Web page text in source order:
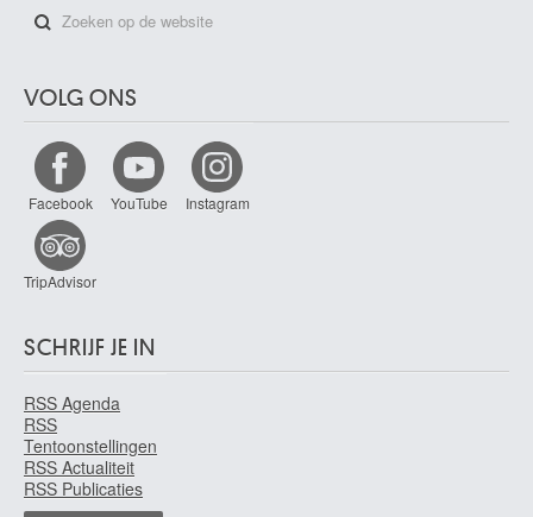
VOLG ONS
Facebook YouTube Instagram
TripAdvisor
SCHRIJF JE IN
RSS Agenda
RSS
Tentoonstellingen
RSS Actualiteit
RSS Publicaties